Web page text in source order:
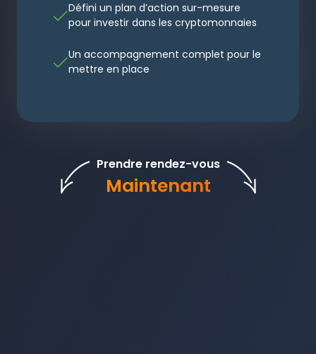
Défini un plan d’action sur-mesure
pour investir dans les cryptomonnaies
Un accompagnement complet pour le
mettre en place
Prendre rendez-vous
Maintenant